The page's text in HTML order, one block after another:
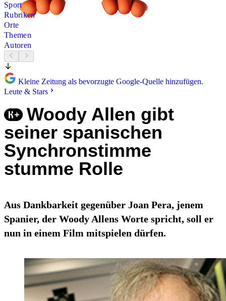
Sport
Rubriken
Orte
Themen
Autoren
Kleine Zeitung als bevorzugte Google-Quelle hinzufügen.
Leute & Stars
Woody Allen gibt
seiner spanischen
Synchronstimme
stumme Rolle
Aus Dankbarkeit gegenüber Joan Pera, jenem
Spanier, der Woody Allens Worte spricht, soll er
nun in einem Film mitspielen dürfen.